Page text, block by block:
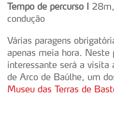
Tempo de percurso I
condução
Várias paragens
apenas meia hora. Neste
interessante será a visita
de Arco de Baúlhe, um
Museu das Terras de